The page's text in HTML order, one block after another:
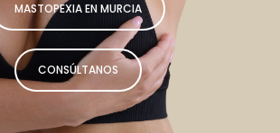
MASTOPEXIA EN MURCIA
CONSÚLTANOS